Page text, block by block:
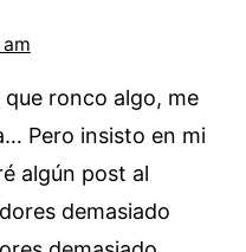
que ronco algo, me
Pero insisto en mi
algún post al
demasiado